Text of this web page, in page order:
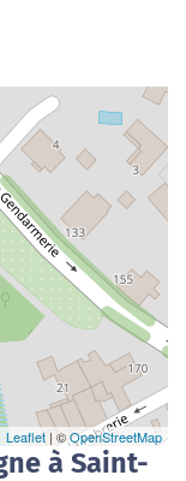
Leaflet | ©OpenStreetMap
à Saint-